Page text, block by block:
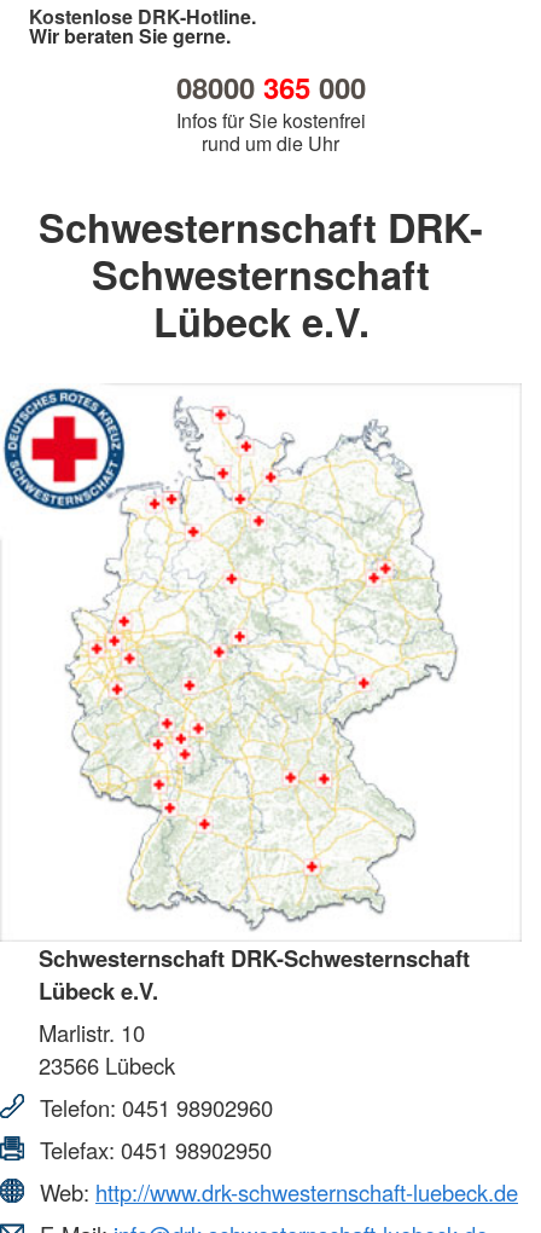
Kostenlose DRK-Hotline.
Wir beraten Sie gerne.
08000 365000
Infos für Sie kostenfrei
rund um die Uhr
Schwesternschaft DRK-
Schwesternschaft
Lübeck e.V.
Schwesternschaft DRK-Schwesternschaft
Lübeck e.V.
Marlistr. 10
23566 Lübeck
Telefon: 0451 98902960
Telefax: 0451 98902950
Web: http://www.drk-schwesternschaft-luebeck.de